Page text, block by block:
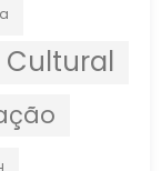
Cultural